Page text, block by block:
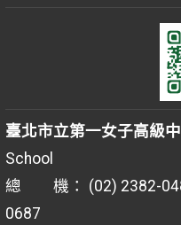
臺北市立第一女子高級
School
總 機： (02) 2382-
0687